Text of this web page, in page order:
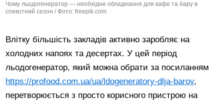
Чому льодогенератор — необхідне обладнання для кафе та бару в
спекотний сезон / Фото: freepik.com
Влітку більшість закладів активно заробляє на
холодних напоях та десертах. У цей період
льодогенератор, який можна обрати за посиланням
https://profood.com.ua/ua/ldogeneratory-dlja-barov,
перетворюється з просто корисного пристрою на